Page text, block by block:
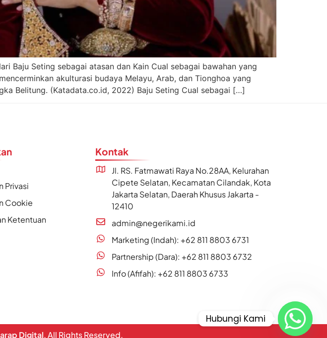
Baju Seting sebagai atasan dan Kain Cual sebagai bawahan yang
akulturasi budaya Melayu, Arab, dan Tionghoa yang
Belitung. (Katadata.co.id, 2022) Baju Seting Cual sebagai […]
Privasi
Cookie
Ketentuan
Kontak
Jl. RS. Fatmawati Raya No.28AA, Kelurahan
Cipete Selatan, Kecamatan Cilandak, Kota
Jakarta Selatan, Daerah Khusus Jakarta -
12410
admin@negerikami.id
Marketing (Indah): +62 811 8803 6731
Partnership (Dara): +62 811 8803 6732
Info (Afifah): +62 811 8803 6733
Digital. All Rights Reserved.
Hubungi Kami